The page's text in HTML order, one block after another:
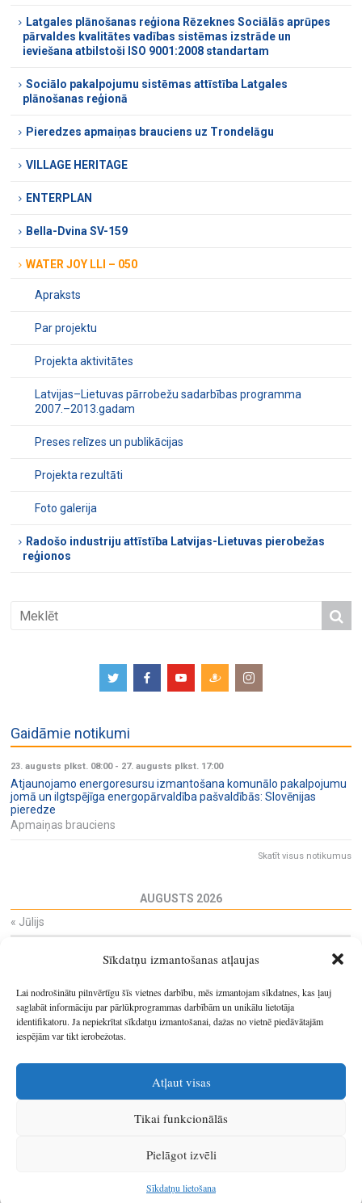
Sīkdatņu izmantošanas atļaujas
Lai nodrošinātu pilnvērtīgu šīs vietnes darbību, mēs izmantojam sīkdatnes, kas ļauj
saglabāt informāciju par pārlūkprogrammas darbībām un unikālu lietotāja
identifikatoru. Ja nepiekrītat sīkdatņu izmantošanai, dažas no vietnē piedāvātajām
iespējām var tikt ierobežotas.
Atļaut visas
Tikai funkcionālās
Pielāgot izvēli
Sīkdatņu lietošana
Latgales plānošanas reģiona Rēzeknes Sociālās aprūpes
pārvaldes kvalitātes vadības sistēmas izstrāde un
ieviešana atbilstoši ISO 9001:2008 standartam
Sociālo pakalpojumu sistēmas attīstība Latgales
plānošanas reģionā
Pieredzes apmaiņas brauciens uz Trondelāgu
VILLAGE HERITAGE
ENTERPLAN
Bella-Dvina SV-159
WATER JOY LLI – 050
Apraksts
Par projektu
Projekta aktivitātes
Latvijas–Lietuvas pārrobežu sadarbības programma
2007.–2013.gadam
Preses relīzes un publikācijas
Projekta rezultāti
Foto galerija
Radošo industriju attīstība Latvijas-Lietuvas pierobežas
reģionos
Gaidāmie notikumi
23. augusts plkst. 08:00- 27. augusts plkst. 17:00
Atjaunojamo energoresursu izmantošana komunālo pakalpojumu
jomā un ilgtspējīga energopārvaldība pašvaldībās: Slovēnijas
pieredze
Apmaiņas brauciens
Skatīt visus notikumus
AUGUSTS 2026
« Jūlijs
29 30 31 1
10
11 12 13 14 15
17
18 19 20 21 22
23
24
25 26
31
1 2 3 4 5 6
IzstrādātājsSIA Info